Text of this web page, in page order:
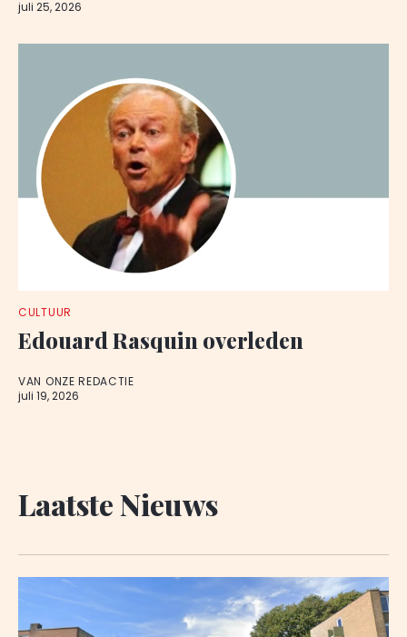
juli 25, 2026
CULTUUR
Edouard Rasquin overleden
VAN ONZE REDACTIE
juli 19, 2026
Laatste Nieuws